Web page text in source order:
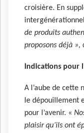
croisière. En
de produits
proposons déjà »,
Indications pour
A l’aube de
le dépouillement
pour l’avenir. «
plaisir qu’ils ont